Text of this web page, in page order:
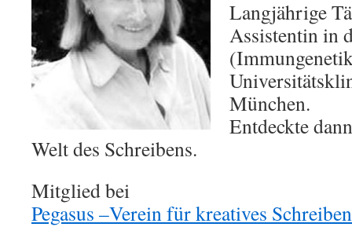
Langjährige
Assistentin in
München.
Entdeckte
Welt des Schreibens.
Mitglied bei
Pegasus –Verein für kreatives